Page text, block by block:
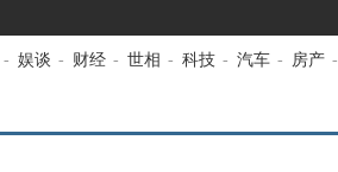
- 娱谈 - 财经 - 世相 - 科技 - 汽车 - 房产 -